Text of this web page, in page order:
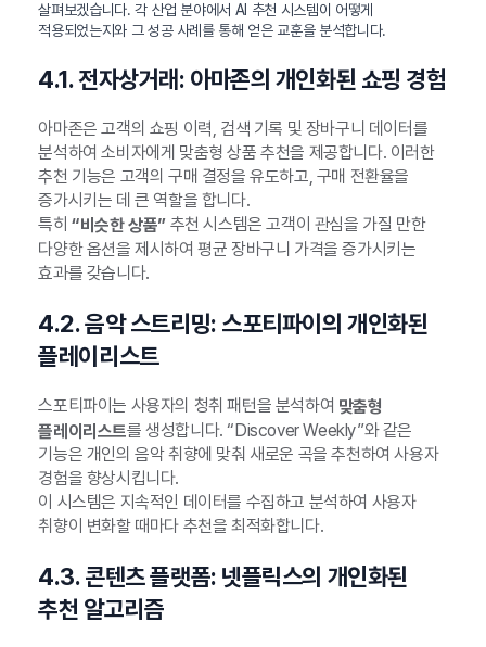
살펴보겠습니다. 각 산업 분야에서 AI 추천 시스템이 어떻게
적용되었는지와 그 성공 사례를 통해 얻은 교훈을 분석합니다.
4.1. 전자상거래: 아마존의 개인화된 쇼핑 경험
아마존은 고객의 쇼핑 이력, 검색 기록 및 장바구니 데이터를
분석하여 소비자에게 맞춤형 상품 추천을 제공합니다. 이러한
추천 기능은 고객의 구매 결정을 유도하고, 구매 전환율을
증가시키는 데 큰 역할을 합니다.
특히“비슷한 상품” 추천 시스템은 고객이 관심을 가질 만한
다양한 옵션을 제시하여 평균 장바구니 가격을 증가시키는
효과를 갖습니다.
4.2. 음악 스트리밍: 스포티파이의 개인화된
플레이리스트
스포티파이는 사용자의 청취 패턴을 분석하여 맞춤형
플레이리스트를 생성합니다. “Discover Weekly”와 같은
기능은 개인의 음악 취향에 맞춰 새로운 곡을 추천하여 사용자
경험을 향상시킵니다.
이 시스템은 지속적인 데이터를 수집하고 분석하여 사용자
취향이 변화할 때마다 추천을 최적화합니다.
4.3. 콘텐츠 플랫폼: 넷플릭스의 개인화된
추천 알고리즘